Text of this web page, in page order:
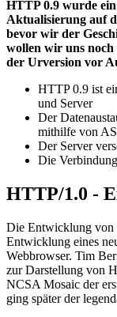
HTTP 0.9 wurde
Aktualisierung auf
bevor wir der
wollen wir uns
der Urversion vor
HTTP 0.9 ist
und Server
Der
mithilfe von
Der Server
Die
HTTP/1.0 -
Die Entwicklung von
Entwicklung eines
Webbrowser. Tim
zur Darstellung von
NCSA Mosaic der
ging später der